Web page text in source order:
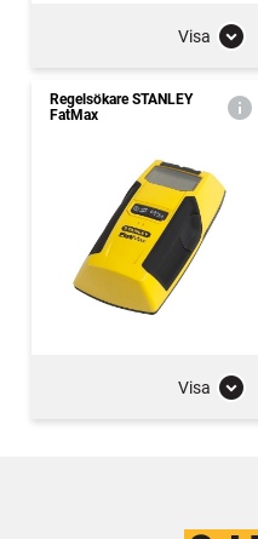
Visa
Regelsökare STANLEY
FatMax
Visa